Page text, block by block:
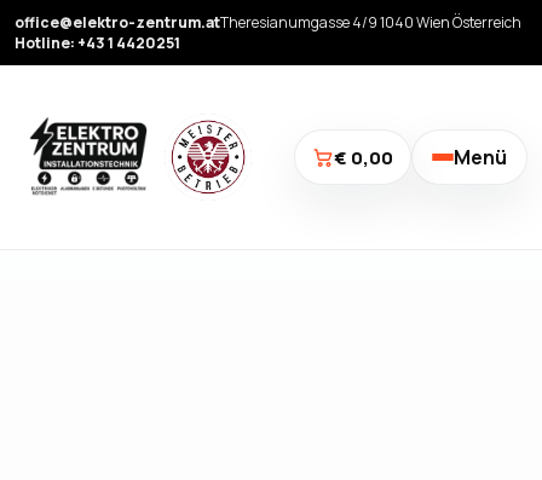
office@elektro-zentrum.atTheresianumgasse 4/9 1040 Wien Österreich
Hotline: +43 1 4420251
€ 0,00 Menü